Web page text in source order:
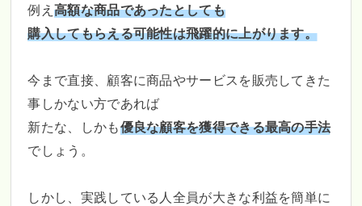
例え高額な商品であったとしても
購入してもらえる可能性は飛躍的に上がります。
今まで直接、顧客に商品やサービスを販売してきた
事しかない方であれば
新たな、しかも優良な顧客を獲得できる最高の手法
でしょう。
しかし、実践している人全員が大きな利益を簡単に